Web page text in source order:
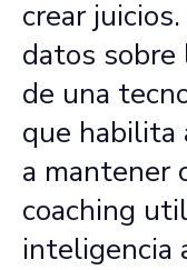
crear
datos sobre
de una
que
a mantener
coaching
inteligencia